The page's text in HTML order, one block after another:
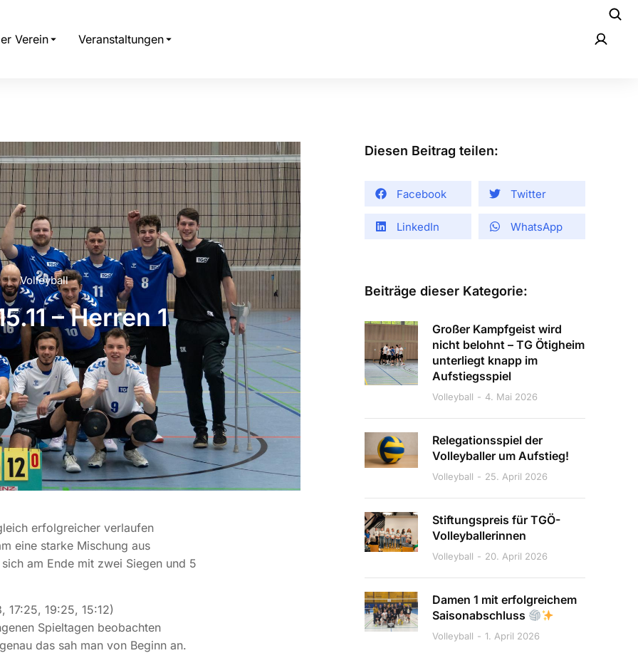
Verein Veranstaltungen
Volleyball
– Herren 1
erfolgreicher verlaufen
eine starke Mischung aus
am Ende mit zwei Siegen und 5
17:25, 19:25, 15:12)
Spieltagen beobachten
das sah man von Beginn an.
Diesen Beitrag teilen:
Facebook Twitter
LinkedIn WhatsApp
Beiträge dieser Kategorie:
Großer Kampfgeist wird
nicht belohnt – TG Ötigheim
unterliegt knapp im
Aufstiegsspiel
Volleyball 4. Mai 2026
Relegationsspiel der
Volleyballer um Aufstieg!
Volleyball 25. April 2026
Stiftungspreis für TGÖ-
Volleyballerinnen
Volleyball 20. April 2026
Damen 1 mit erfolgreichem
Saisonabschluss
Volleyball 1. April 2026